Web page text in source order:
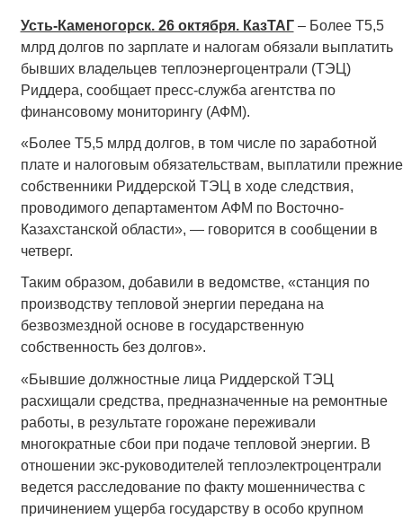
Усть-Каменогорск. 26 октября. КазТАГ– Более Т5,5
млрд долгов по зарплате и налогам обязали выплатить
бывших владельцев теплоэнергоцентрали (ТЭЦ)
Риддера, сообщает пресс-служба агентства по
финансовому мониторингу (АФМ).
«Более Т5,5 млрд долгов, в том числе по заработной
плате и налоговым обязательствам, выплатили прежние
собственники Риддерской ТЭЦ в ходе следствия,
проводимого департаментом АФМ по Восточно-
Казахстанской области», — говорится в сообщении в
четверг.
Таким образом, добавили в ведомстве, «станция по
производству тепловой энергии передана на
безвозмездной основе в государственную
собственность без долгов».
«Бывшие должностные лица Риддерской ТЭЦ
расхищали средства, предназначенные на ремонтные
работы, в результате горожане переживали
многократные сбои при подаче тепловой энергии. В
отношении экс-руководителей теплоэлектроцентрали
ведется расследование по факту мошенничества с
причинением ущерба государству в особо крупном